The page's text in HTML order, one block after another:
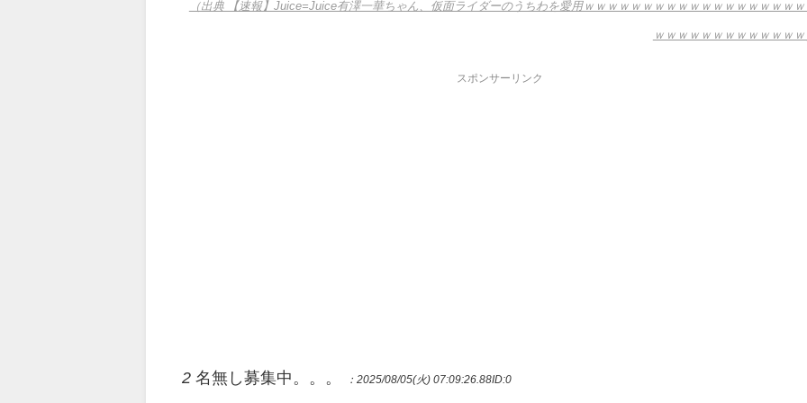
（出典 【速報】Juice=Juice有澤一華ちゃん、仮面ライダーのうちわを愛用ｗｗｗｗｗｗｗｗｗｗｗｗｗｗｗｗｗｗｗ
ｗｗｗｗｗｗｗｗｗｗｗｗ
スポンサーリンク
2 名無し募集中。。。 ：2025/08/05(火) 07:09:26.88ID:0